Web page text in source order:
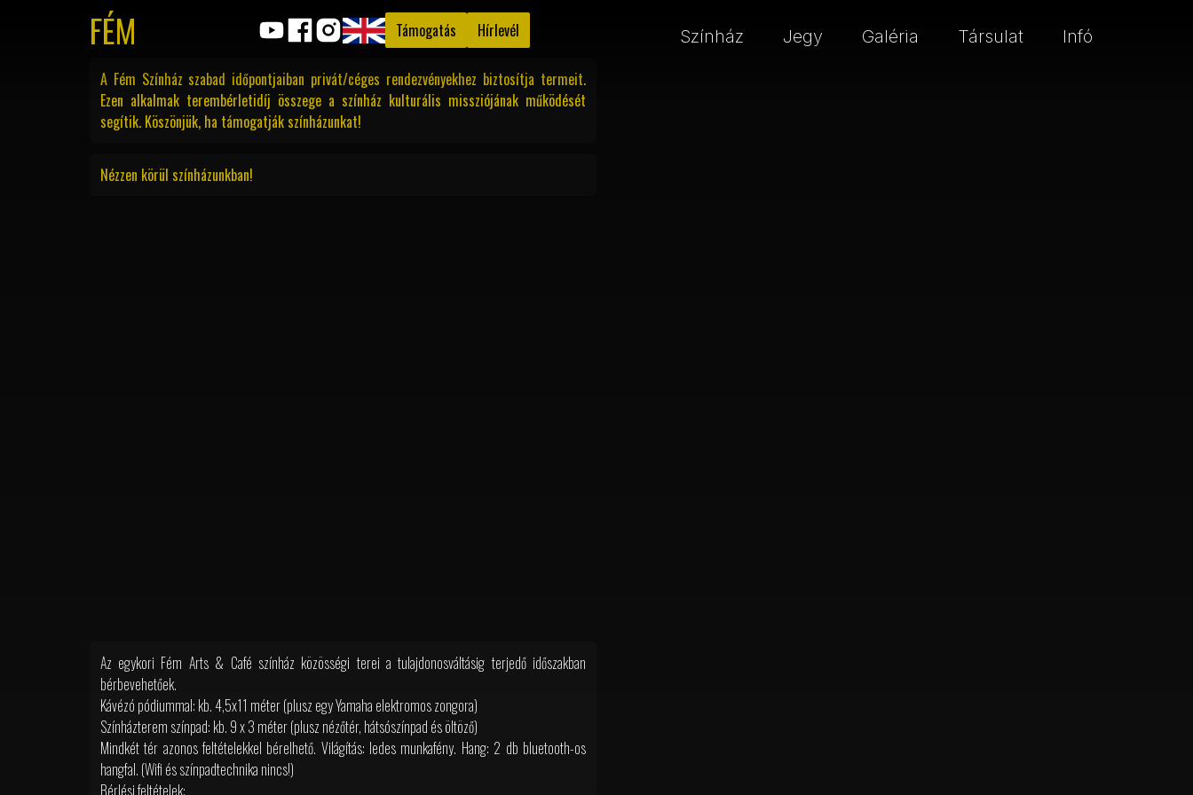
FÉM Támogatás Hírlevél Színház Jegy Galéria Társulat
Infó
A Fém Színház szabad időpontjaiban privát/céges rendezvényekhez biztosítja termeit.
Ezen alkalmak terembérletidíj összege a színház kulturális missziójának működését
segítik. Köszönjük, ha támogatják színházunkat!
Nézzen körül színházunkban!
Az egykori Fém Arts & Café színház közösségi terei a tulajdonosváltásig terjedő időszakban
bérbevehetőek.
Kávézó pódiummal: kb. 4,5x11 méter (plusz egy Yamaha elektromos zongora)
Színházterem színpad: kb. 9 x 3 méter (plusz nézőtér, hátsószínpad és öltöző)
Mindkét tér azonos feltételekkel bérelhető. Világítás: ledes munkafény. Hang: 2 db bluetooth-os
hangfal. (Wifi és színpadtechnika nincs!)
Bérlési feltételek: